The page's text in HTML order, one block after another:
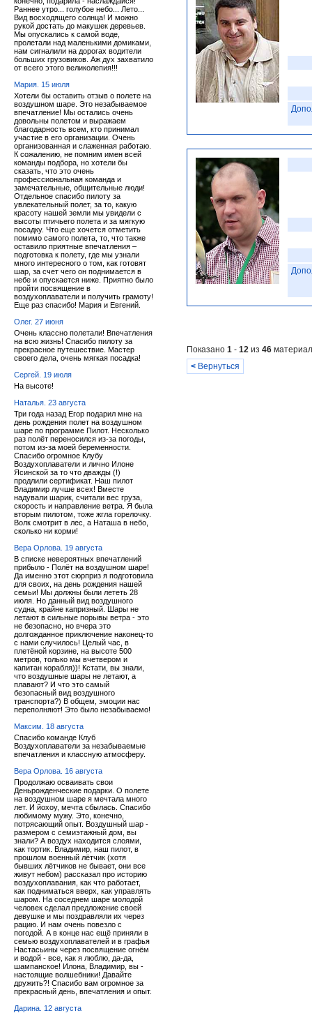
Раннее утро... голубое небо... Лето...
Вид восходящего солнца! И можно
рукой достать до макушек деревьев.
Мы опускались к самой воде,
пролетали над маленькими домиками,
нам сигналили на дорогах водители
больших грузовиков. Аж дух захватило
от всего этого великолепия!!!
Мария. 15 июля
Хотели бы оставить отзыв о полете на
воздушном шаре. Это незабываемое
впечатление! Мы остались очень
довольны полетом и выражаем
благодарность всем, кто принимал
участие в его организации. Очень
организованная и слаженная работаю.
К сожалению, не помним имен всей
команды подбора, но хотели бы
сказать, что это очень
профессиональная команда и
замечательные, общительные люди!
Отдельное спасибо пилоту за
увлекательный полет, за то, какую
красоту нашей земли мы увидели с
высоты птичьего полета и за мягкую
посадку. Что еще хочется отметить
помимо самого полета, то, что также
оставило приятные впечатления –
подготовка к полету, где мы узнали
много интересного о том, как готовят
шар, за счет чего он поднимается в
небе и опускается ниже. Приятно было
пройти посвящение в
воздухоплаватели и получить грамоту!
Еще раз спасибо! Мария и Евгений.
Олег. 27 июня
Очень классно полетали! Впечатления
на всю жизнь! Спасибо пилоту за
прекрасное путешествие. Мастер
своего дела, очень мягкая посадка!
Сергей. 19 июля
На высоте!
Наталья. 23 августа
Три года назад Егор подарил мне на
день рождения полет на воздушном
шаре по программе Пилот. Несколько
раз полёт переносился из-за погоды,
потом из-за моей беременности.
Спасибо огромное Клубу
Воздухоплаватели и лично Илоне
Ясинской за то что дважды (!)
продлили сертификат. Наш пилот
Владимир лучше всех! Вместе
надували шарик, считали вес груза,
скорость и направление ветра. Я была
вторым пилотом, тоже жгла горелочку.
Волк смотрит в лес, а Наташа в небо,
сколько ни корми!
Вера Орлова. 19 августа
В списке невероятных впечатлений
прибыло - Полёт на воздушном шаре!
Да именно этот сюрприз я подготовила
для своих, на день рождения нашей
семьи! Мы должны были лететь 28
июля. Но данный вид воздушного
судна, крайне капризный. Шары не
летают в сильные порывы ветра - это
не безопасно, но вчера это
долгожданное приключение наконец-то
с нами случилось! Целый час, в
плетёной корзине, на высоте 500
метров, только мы вчетвером и
капитан корабля))! Кстати, вы знали,
что воздушные шары не летают, а
плавают? И что это самый
безопасный вид воздушного
транспорта?) В общем, эмоции нас
переполняют! Это было незабываемо!
Максим. 18 августа
Спасибо команде Клуб
Воздухоплаватели за незабываемые
впечатления и классную атмосферу.
Вера Орлова. 16 августа
Продолжаю осваивать свои
Деньрожденческие подарки. О полете
на воздушном шаре я мечтала много
лет. И йохоу, мечта сбылась. Спасибо
любимому мужу. Это, конечно,
потрясающий опыт. Воздушный шар -
размером с семиэтажный дом, вы
знали? А воздух находится слоями,
как тортик. Владимир, наш пилот, в
прошлом военный лётчик (хотя
бывших лётчиков не бывает, они все
живут небом) рассказал про историю
воздухоплавания, как что работает,
как подниматься вверх, как управлять
шаром. На соседнем шаре молодой
человек сделал предложение своей
девушке и мы поздравляли их через
рацию. И нам очень повезло с
погодой. А в конце нас ещё приняли в
семью воздухоплавателей и в графья
Настасьины через посвящение огнём
и водой - все, как я люблю, да-да,
шампанское! Илона, Владимир, вы -
настоящие волшебники! Давайте
дружить?! Спасибо вам огромное за
прекрасный день, впечатления и опыт.
Дарина. 12 августа
Показано 1 - 12 из 46
< Вернуться